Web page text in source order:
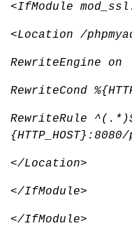
<IfModule
<Location /
RewriteEngine on
RewriteCond
RewriteRule
</Location>
</IfModule>
</IfModule>